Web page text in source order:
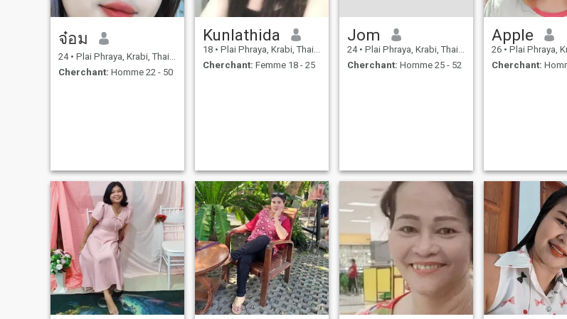
จ๋อม
24 • Plai Phraya, Krabi, Thailande
Cherchant: Homme 22 - 50
Kunlathida
18 • Plai Phraya, Krabi, Thailande
Cherchant: Femme 18 - 25
Jom
24 • Plai Phraya, Krabi, Thailande
Cherchant: Homme 25 - 52
Apple
26 • Plai Phraya,
Cherchant: